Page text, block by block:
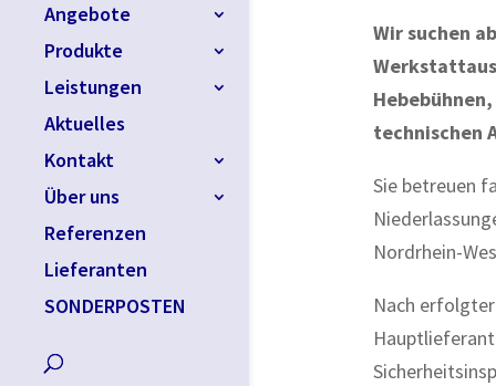
Angebote
Produkte
Leistungen
Aktuelles
Kontakt
Über uns
Referenzen
Lieferanten
SONDERPOSTEN
Wir suchen
technischen
Sie betreuen
Nordrhein-
Nach